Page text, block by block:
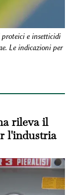
e insetticidi
Le indicazioni per
rileva il
l'industria